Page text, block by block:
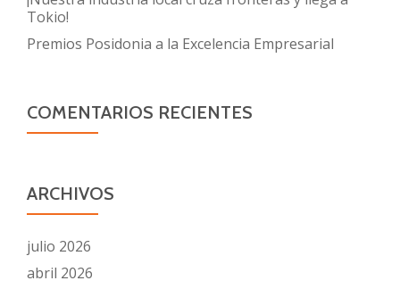
Tokio!
Premios Posidonia a la Excelencia Empresarial
COMENTARIOS RECIENTES
ARCHIVOS
julio 2026
abril 2026